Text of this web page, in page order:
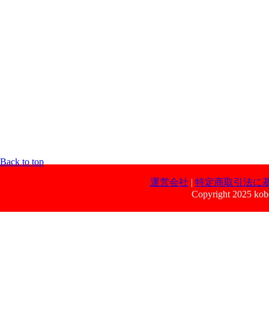
Back to top
運営会社 | 特定商取引法に
Copyright 2025